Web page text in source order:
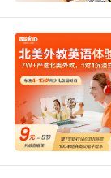
特征，自动匹
站在教育创
人演讲不是
解深度、激
钥。VIPKID
交互的教学